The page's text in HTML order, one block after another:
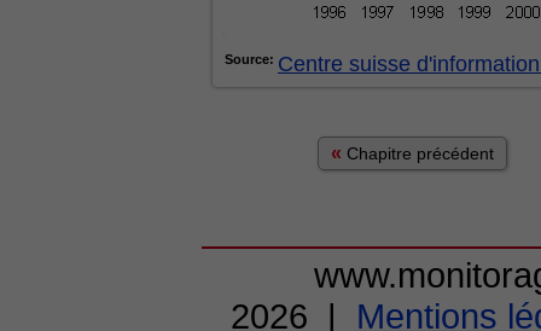
Source: Centre suisse
« Chapitre précédent
2026 | Mentions